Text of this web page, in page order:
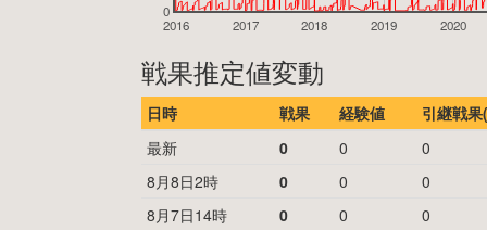
2016 2017 2018 2019 2020
0
戦果推定値変動
日時 戦果 経験値
引継戦
最新
0 0
0
8月8日2時
0 0
0
8月7日14時
0 0
0